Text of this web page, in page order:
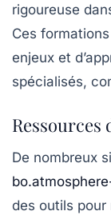
rigoureuse
Ces
enjeux et
spécialisés,
Ressources
De nombreux
des outils pour